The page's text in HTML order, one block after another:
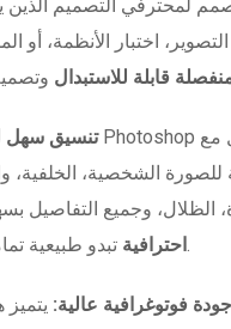
لمحترفي التصميم الذين
اختبار الأنظمة، أو
قابلة للاستبدال
تنسيق سهل
الشخصية، الخلفية،
الظلال، وجميع التفاصيل
احترافيةتبدو طبيعية تمامًا.
جودة فوتوغرافية عالية: يتميز